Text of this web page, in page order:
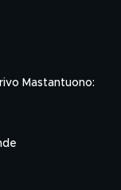
Mastantuono: